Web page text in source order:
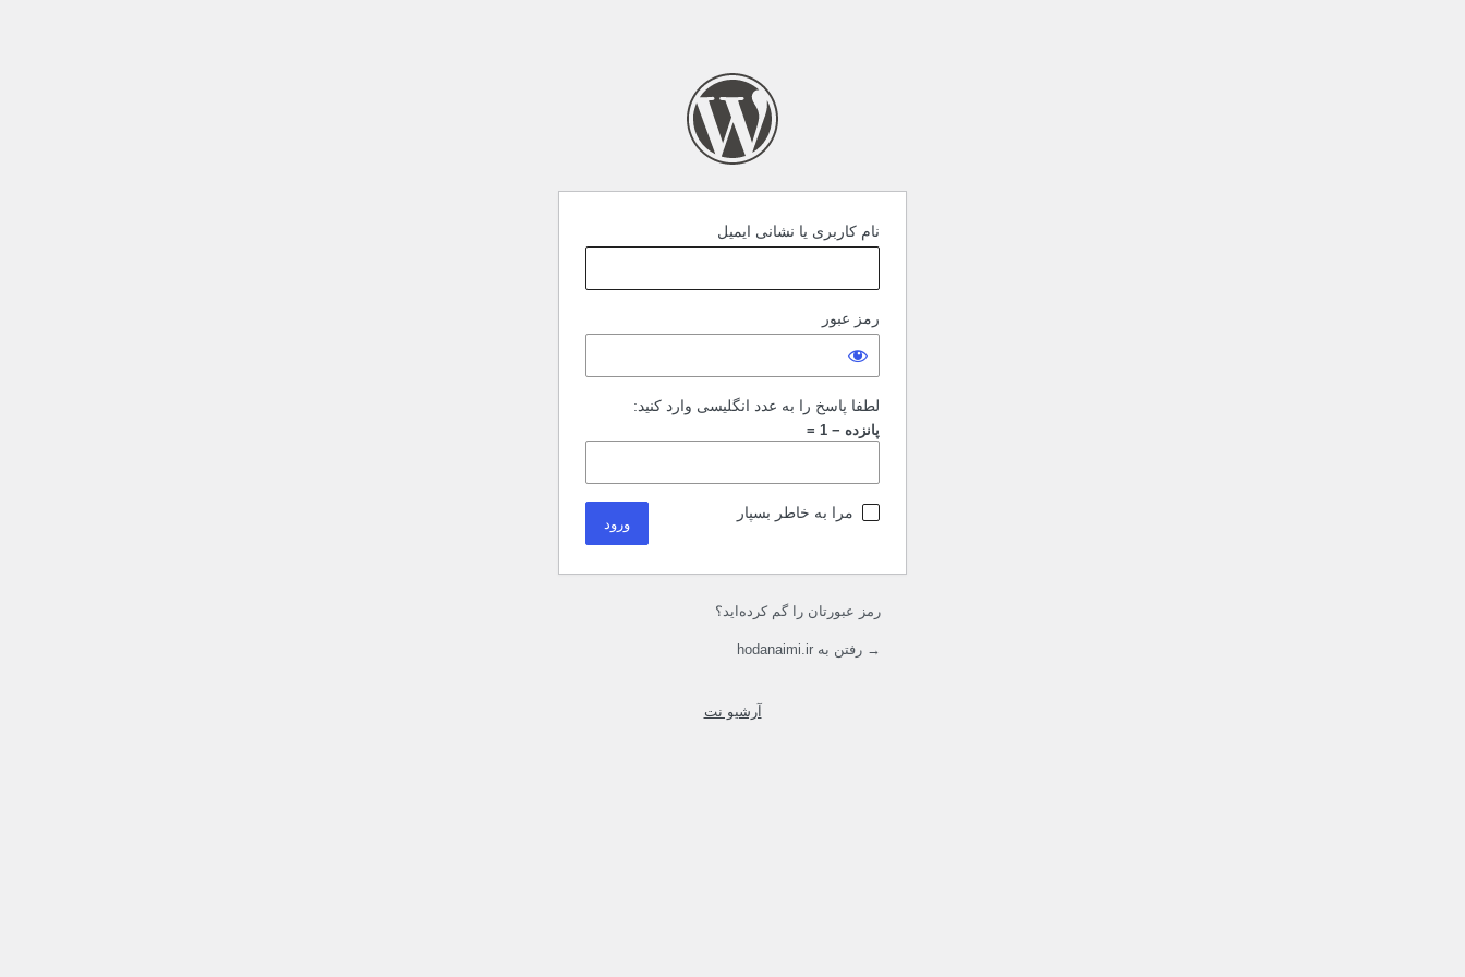
نام کاربری یا نشانی ایمیل
رمز عبور
لطفا پاسخ را به عدد انگلیسی وارد کنید:
پانزده − 1 =
مرا به خاطر بسپار
رمز عبورتان را گم کرده‌اید؟
→ رفتن به hodanaimi.ir
آرشیو نت